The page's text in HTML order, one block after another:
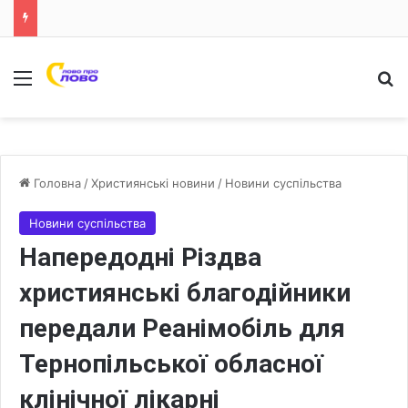
Меню
Головна /Християнські новини / Новини суспільства
Новини суспільства
Напередодні Різдва
християнські благодійники
передали Реанімобіль для
Тернопільської обласної
клінічної лікарні